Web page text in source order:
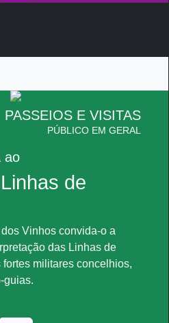
PASSEIOS E VISITAS
PÚBLICO EM GERAL
ao
de
Vinhos convida-o a
das Linhas de
militares concelhios,
guias.